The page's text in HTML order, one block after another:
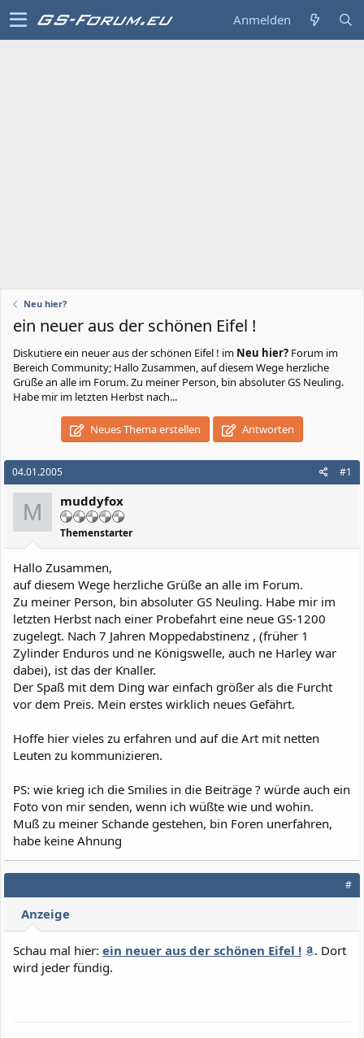
Anmelden
Neu hier?
ein neuer aus der schönen Eifel !
Diskutiereein neuer aus der schönen Eifel ! im Neu hier? Forum im
Bereich Community; Hallo Zusammen, auf diesem Wege herzliche
Grüße an alle im Forum. Zu meiner Person, bin absoluter GS Neuling.
Habe mir im letzten Herbst nach...
Neues Thema erstellen Antworten
04.01.2005 #1
M muddyfox
Themenstarter
Hallo Zusammen,
auf diesem Wege herzliche Grüße an alle im Forum.
Zu meiner Person, bin absoluter GS Neuling. Habe mir im
letzten Herbst nach einer Probefahrt eine neue GS-1200
zugelegt. Nach 7 Jahren Moppedabstinenz , (früher 1
Zylinder Enduros und ne Königswelle, auch ne Harley war
dabei), ist das der Knaller.
Der Spaß mit dem Ding war einfach größer als die Furcht
vor dem Preis. Mein erstes wirklich neues Gefährt.
Hoffe hier vieles zu erfahren und auf die Art mit netten
Leuten zu kommunizieren.
PS: wie krieg ich die Smilies in die Beiträge ? würde auch ein
Foto von mir senden, wenn ich wüßte wie und wohin.
Muß zu meiner Schande gestehen, bin Foren unerfahren,
habe keine Ahnung
#
Anzeige
Schau mal hier: ein neuer aus der schönen Eifel !
. Dort
wird jeder fündig.